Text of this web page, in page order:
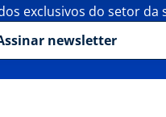
exclusivos do setor da
newsletter